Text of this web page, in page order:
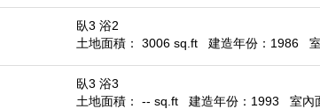
臥3 浴2
土地面積： 3006 sq.ft
建造年份：1986
臥3 浴3
土地面積： -- sq.ft
建造年份：1993 室內